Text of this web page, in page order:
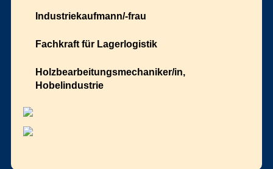
Industriekaufmann/-frau
Fachkraft für Lagerlogistik
Holzbearbeitungsmechaniker/in,
Hobelindustrie